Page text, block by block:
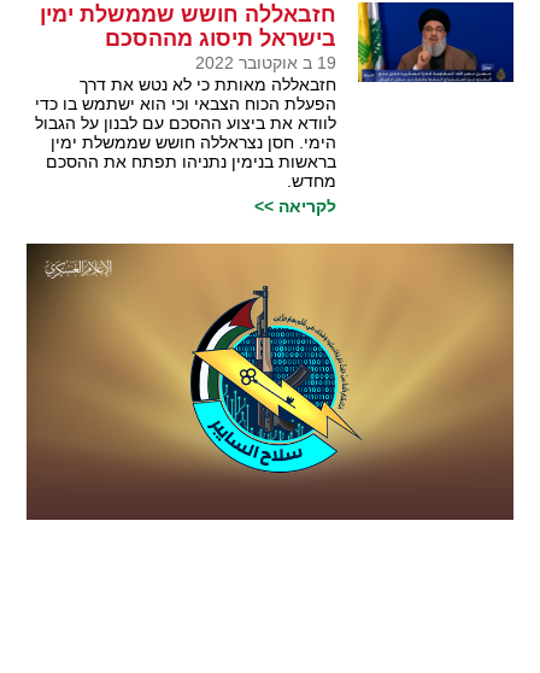
חזבאללה חושש שממשלת ימין
בישראל תיסוג מההסכם
19 ב אוקטובר 2022
חזבאללה מאותת כי לא נטש את דרך
הפעלת הכוח הצבאי וכי הוא ישתמש בו כדי
לוודא את ביצוע ההסכם עם לבנון על הגבול
הימי. חסן נצראללה חושש שממשלת ימין
בראשות בנימין נתניהו תפתח את ההסכם
מחדש.
לקריאה >>